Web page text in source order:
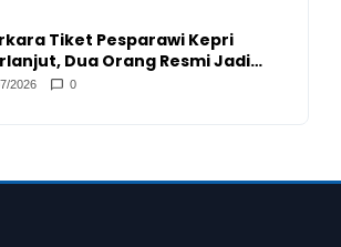
Tiket Pesparawi Kepri
Dua Orang Resmi Jadi
2026 0